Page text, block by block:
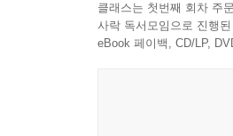
이 책에 등장하는
인천민들레장애인야
클래스는 첫번째 회차 주
사락 독서모임으로 진행
eBook 페이백, CD/LP,